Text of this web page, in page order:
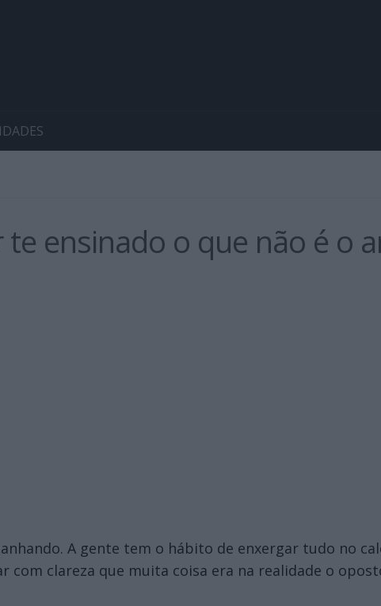
ensinado o que não é o
A gente tem o hábito de enxergar tudo no
com clareza que muita coisa era na realidade o